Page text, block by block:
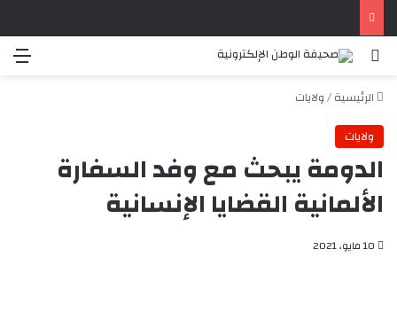
بحث عن
الرئيسية/ولايات
ولايات
الدومة يبحث مع وفد السفارة
الألمانية القضايا الإنسانية
10 مايو، 2021